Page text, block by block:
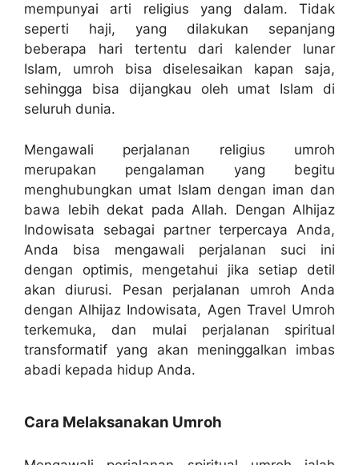
mempunyai arti religius yang dalam. Tidak
seperti haji, yang dilakukan sepanjang
beberapa hari tertentu dari kalender lunar
Islam, umroh bisa diselesaikan kapan saja,
sehingga bisa dijangkau oleh umat Islam di
seluruh dunia.
Mengawali perjalanan religius umroh
merupakan pengalaman yang begitu
menghubungkan umat Islam dengan iman dan
bawa lebih dekat pada Allah. Dengan Alhijaz
Indowisata sebagai partner terpercaya Anda,
Anda bisa mengawali perjalanan suci ini
dengan optimis, mengetahui jika setiap detil
akan diurusi. Pesan perjalanan umroh Anda
dengan Alhijaz Indowisata, Agen Travel Umroh
terkemuka, dan mulai perjalanan spiritual
transformatif yang akan meninggalkan imbas
abadi kepada hidup Anda.
Cara Melaksanakan Umroh